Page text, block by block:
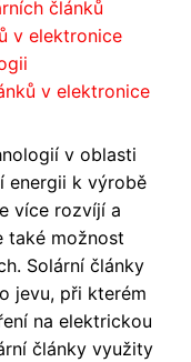
článků
v elektronice
v elektronice
v oblasti
energii k výrobě
více rozvíjí a
také možnost
Solární články
jevu, při kterém
na elektrickou
články využity